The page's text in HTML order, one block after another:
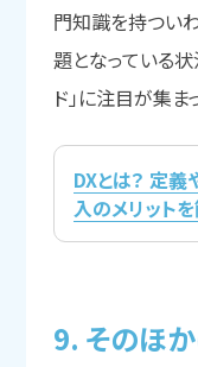
門知識を持つい
題となっている状
ド」に注目が集ま
DXとは？ 定義
入のメリット
9. そのほ